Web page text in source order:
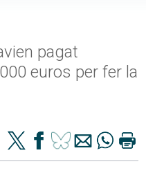
pagat
euros per fer la